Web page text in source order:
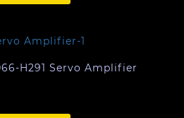
H291 Servo Amplifier